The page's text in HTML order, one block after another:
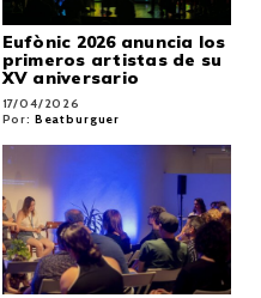
Eufònic 2026 anuncia los
primeros artistas de su
XV aniversario
17/04/2026
Por: Beatburguer